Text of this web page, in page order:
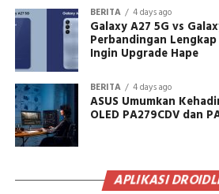
BERITA 4 days ago
Galaxy A27 5G vs
Perbandingan
Ingin Upgrade Hape
BERITA 4 days ago
ASUS Umumkan
OLED PA279CDV dan
APLIKASI